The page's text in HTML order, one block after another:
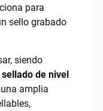
para
sello grabado
siendo
de nivel
amplia